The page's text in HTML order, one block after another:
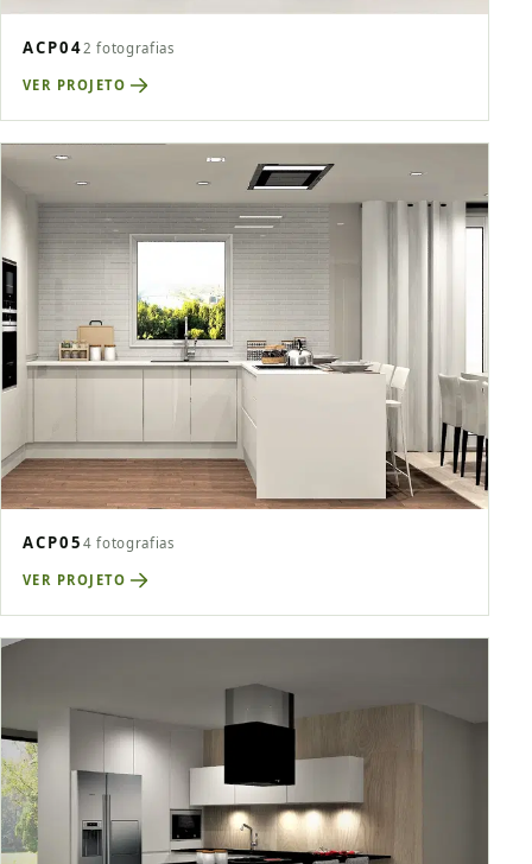
ACP042 fotografias
VER PROJETO
ACP05 4 fotografias
VER PROJETO